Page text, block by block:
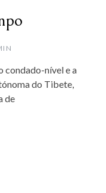
condado-nível e a
do Tibete,
de